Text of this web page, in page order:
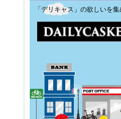
「デリキャス」の欲しいを